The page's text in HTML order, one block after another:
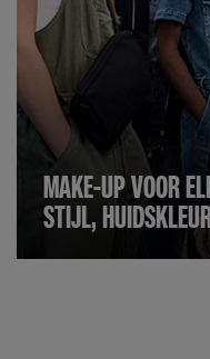
MAKE-UP VOOR
STIJL,